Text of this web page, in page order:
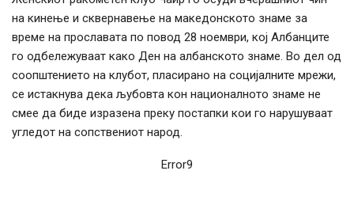
на кинење и сквернавење на македонското знаме за
време на прославата по повод 28 ноември, кој Албанците
го одбележуваат како Ден на албанското знаме. Во дел од
соопштението на клубот, пласирано на социјалните мрежи,
се истакнува дека љубовта кон националното знаме не
смее да биде изразена преку постапки кои го нарушуваат
угледот на сопствениот народ.
Error9